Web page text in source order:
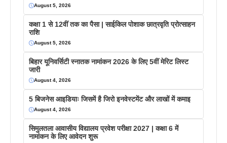
August 5, 2026
कक्षा 1 से 12वीं तक का पैसा | साईकिल पोशाक छात्रवृति प्रोत्साहन
राशि
August 5, 2026
बिहार यूनिवर्सिटी स्नातक नामांकन 2026 के लिए 5वीं मेरिट लिस्ट
जारी
August 4, 2026
5 बिजनेस आइडियाः जिसमें है जिरो इनवेस्टमेंट और लाखों में कमाइ
August 4, 2026
सिमुलतला आवासीय विद्यालय प्रवेश परीक्षा 2027 | कक्षा 6 में
नामांकन के लिए आवेदन शुरू